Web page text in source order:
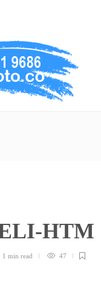
HTM
1 min read 47